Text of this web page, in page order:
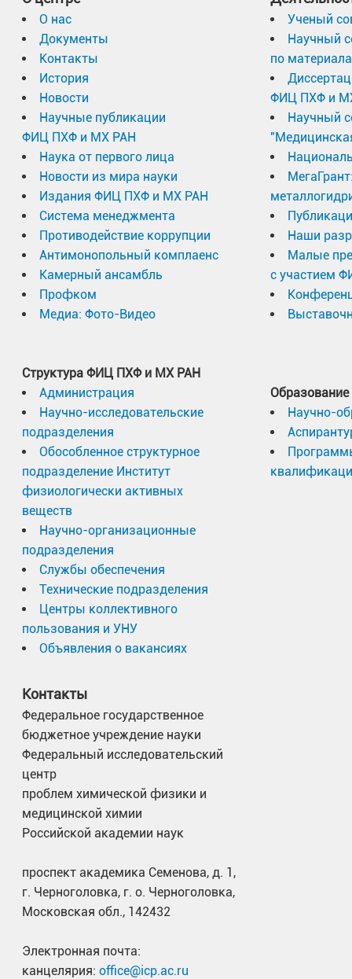
О нас
Документы
Контакты
История
Новости
Научные публикации
ФИЦ ПХФ и МХ РАН
Наука от первого лица
Новости из мира науки
Издания ФИЦ ПХФ и МХ РАН
Система менеджмента
Противодействие коррупции
Антимонопольный комплаенс
Камерный ансамбль
Профком
Медиа: Фото-Видео
Структура ФИЦ ПХФ и МХ РАН
Администрация
Научно-исследовательские
подразделения
Обособленное структурное
подразделение Институт
физиологически активных
веществ
Научно-организационные
подразделения
Службы обеспечения
Технические подразделения
Центры коллективного
пользования и УНУ
Объявления о вакансиях
Ученый
Научный
по
ФИЦ ПХФ и
Научный
Наши
Малые
с участием
Образование
Научно-
Контакты
Федеральное государственное
бюджетное учреждение науки
Федеральный исследовательский
центр
проблем химической физики и
медицинской химии
Российской академии наук
проспект академика Семенова, д. 1,
г. Черноголовка, г. о. Черноголовка,
Московская обл., 142432
Электронная почта:
канцелярия: office@icp.ac.ru